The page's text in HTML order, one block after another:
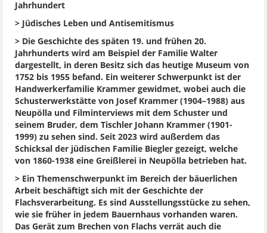
Jahrhundert
> Jüdisches Leben und Antisemitismus
> Die Geschichte des späten 19. und frühen 20.
Jahrhunderts wird am Beispiel der Familie Walter
dargestellt, in deren Besitz sich das heutige Museum von
1752 bis 1955 befand. Ein weiterer Schwerpunkt ist der
Handwerkerfamilie Krammer gewidmet, wobei auch die
Schusterwerkstätte von Josef Krammer (1904–1988) aus
Neupölla und Filminterviews mit dem Schuster und
seinem Bruder, dem Tischler Johann Krammer (1901-
1999) zu sehen sind. Seit 2023 wird außerdem das
Schicksal der jüdischen Familie Biegler gezeigt, welche
von 1860-1938 eine Greißlerei in Neupölla betrieben hat.
> Ein Themenschwerpunkt im Bereich der bäuerlichen
Arbeit beschäftigt sich mit der Geschichte der
Flachsverarbeitung. Es sind Ausstellungsstücke zu sehen,
wie sie früher in jedem Bauernhaus vorhanden waren.
Das Gerät zum Brechen von Flachs verrät auch die